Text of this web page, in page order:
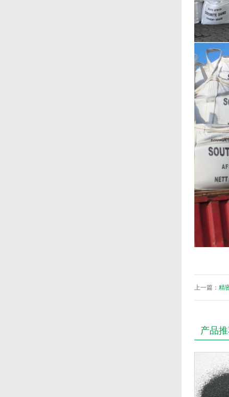
上一篇： 精
产品